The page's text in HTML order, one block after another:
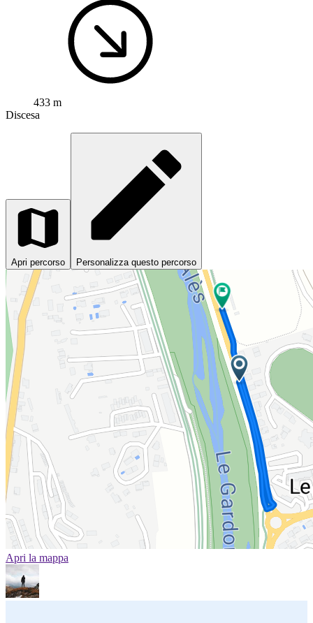
433 m
Discesa
Apri percorso Personalizza questo percorso
Apri la mappa